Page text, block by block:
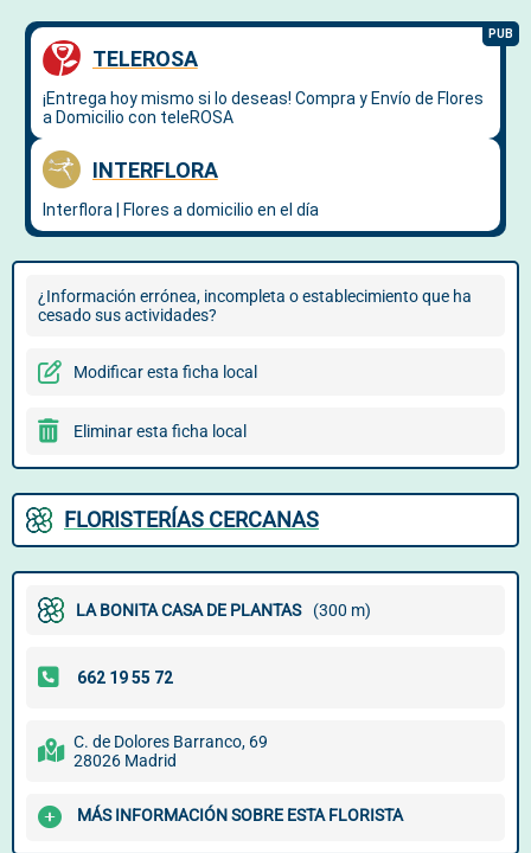
¿Información errónea, incompleta o establecimiento que ha
cesado sus actividades?
Modificar esta ficha local
Eliminar esta ficha local
FLORISTERÍAS CERCANAS
LA BONITA CASA DE PLANTAS (300 m)
C. de Dolores Barranco, 69
28026 Madrid
MÁS INFORMACIÓN SOBRE ESTA FLORISTA